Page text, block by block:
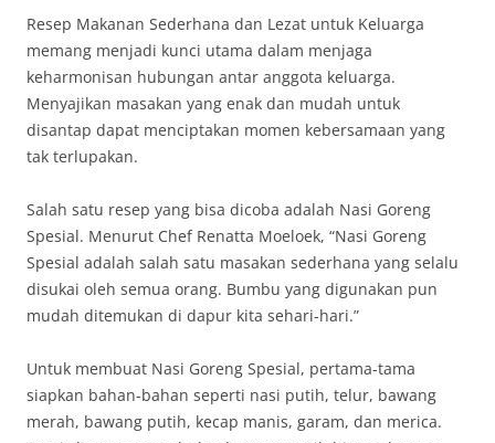
Resep Makanan Sederhana dan Lezat untuk Keluarga
memang menjadi kunci utama dalam menjaga
keharmonisan hubungan antar anggota keluarga.
Menyajikan masakan yang enak dan mudah untuk
disantap dapat menciptakan momen kebersamaan yang
tak terlupakan.
Salah satu resep yang bisa dicoba adalah Nasi Goreng
Spesial. Menurut Chef Renatta Moeloek, “Nasi Goreng
Spesial adalah salah satu masakan sederhana yang selalu
disukai oleh semua orang. Bumbu yang digunakan pun
mudah ditemukan di dapur kita sehari-hari.”
Untuk membuat Nasi Goreng Spesial, pertama-tama
siapkan bahan-bahan seperti nasi putih, telur, bawang
merah, bawang putih, kecap manis, garam, dan merica.